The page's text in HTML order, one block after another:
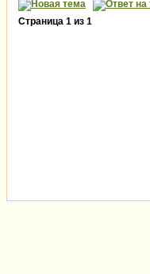
Страница 1 из 1